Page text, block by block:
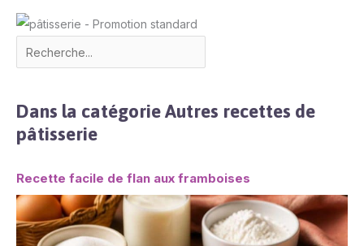
les 24 heures.
Dans la catégorie Autres recettes de
pâtisserie
Recette facile de flan aux framboises